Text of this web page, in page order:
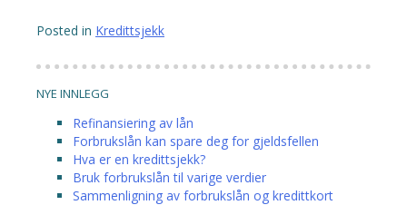
Posted in Kredittsjekk
NYE INNLEGG
Refinansiering av lån
Forbrukslån kan spare deg for gjeldsfellen
Hva er en kredittsjekk?
Bruk forbrukslån til varige verdier
Sammenligning av forbrukslån og kredittkort